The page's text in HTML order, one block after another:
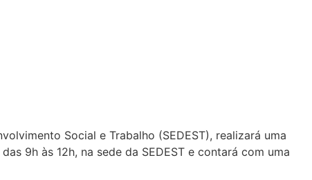
Social e Trabalho (SEDEST), realizará uma
9h às 12h, na sede da SEDEST e contará com uma